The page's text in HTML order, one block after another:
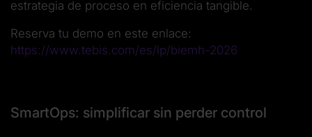
estrategia de proceso en eficiencia tangible.
Reserva tu demo en este enlace:
https://www.tebis.com/es/lp/biemh-2026
SmartOps: simplificar sin perder control